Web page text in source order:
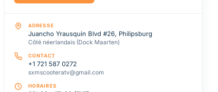
ADRESSE
Juancho Yrausquin Blvd #26, Philipsburg
Côté néerlandais (Dock Maarten)
CONTACT
+1 721 587 0272
sxmscooteratv@gmail.com
HORAIRES